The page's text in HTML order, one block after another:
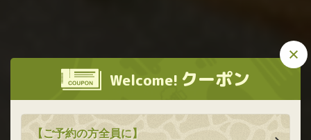
Welcome! クーポン
【ご予約の方全員に】
肉匠 煙の美学
肉匠 煙の美学
北海道函館市本町２２－１１グリーンエステート1階
https://nikusyokemurinobigaku.owst.jp/
お店情報をコピー